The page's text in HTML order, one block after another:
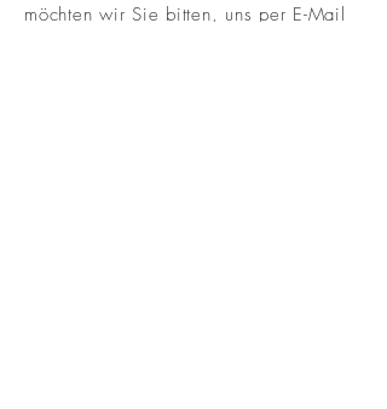
möchten wir Sie bitten, uns per E-Mail